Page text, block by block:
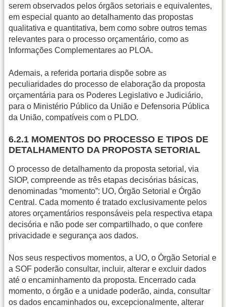
serem observados pelos órgãos setoriais e equivalentes,
em especial quanto ao detalhamento das propostas
qualitativa e quantitativa, bem como sobre outros temas
relevantes para o processo orçamentário, como as
Informações Complementares ao PLOA.
Ademais, a referida portaria dispõe sobre as
peculiaridades do processo de elaboração da proposta
orçamentária para os Poderes Legislativo e Judiciário,
para o Ministério Público da União e Defensoria Pública
da União, compatíveis com o PLDO.
6.2.1 MOMENTOS DO PROCESSO E TIPOS DE
DETALHAMENTO DA PROPOSTA SETORIAL
O processo de detalhamento da proposta setorial, via
SIOP, compreende as três etapas decisórias básicas,
denominadas “momento”: UO, Órgão Setorial e Órgão
Central. Cada momento é tratado exclusivamente pelos
atores orçamentários responsáveis pela respectiva etapa
decisória e não pode ser compartilhado, o que confere
privacidade e segurança aos dados.
Nos seus respectivos momentos, a UO, o Órgão Setorial e
a SOF poderão consultar, incluir, alterar e excluir dados
até o encaminhamento da proposta. Encerrado cada
momento, o órgão e a unidade poderão, ainda, consultar
os dados encaminhados ou, excepcionalmente, alterar